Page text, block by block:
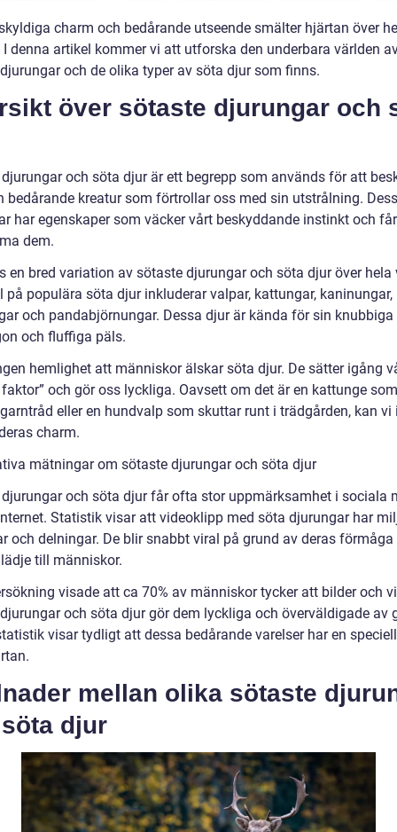
charm och bedårande utseende smälter hjärtan över
I denna artikel kommer vi att utforska den underbara världen
och de olika typer av söta djur som finns.
över sötaste djurungar och
och söta djur är ett begrepp som används för att
bedårande kreatur som förtrollar oss med sin utstrålning.
har egenskaper som väcker vårt beskyddande instinkt och
dem.
en bred variation av sötaste djurungar och söta djur över hela
på populära söta djur inkluderar valpar, kattungar, kaninungar,
och pandabjörnungar. Dessa djur är kända för sin knubbiga
och fluffiga päls.
hemlighet att människor älskar söta djur. De sätter igång
och gör oss lyckliga. Oavsett om det är en kattunge
eller en hundvalp som skuttar runt i trädgården, kan vi
charm.
mätningar om sötaste djurungar och söta djur
och söta djur får ofta stor uppmärksamhet i sociala
Statistik visar att videoklipp med söta djurungar har
och delningar. De blir snabbt viral på grund av deras
till människor.
visade att ca 70% av människor tycker att bilder och
och söta djur gör dem lyckliga och överväldigade av
visar tydligt att dessa bedårande varelser har en
mellan olika sötaste
djur